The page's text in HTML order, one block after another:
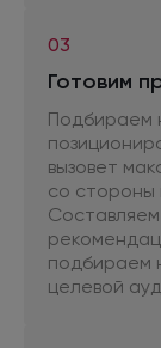
03
Готовим
Подбираем
вызовет
со стороны
подбираем
целевой